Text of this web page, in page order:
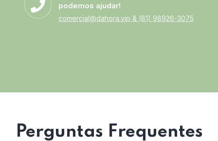
podemos ajudar!
comercial@dahora.vip & (81) 98926-3075
Perguntas Frequentes